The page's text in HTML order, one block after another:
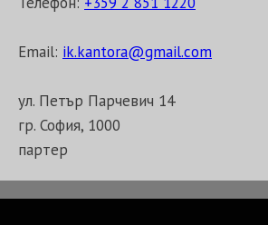
Email: ik.kantora@gmail.com
ул. Петър Парчевич 14
гр. София, 1000
партер